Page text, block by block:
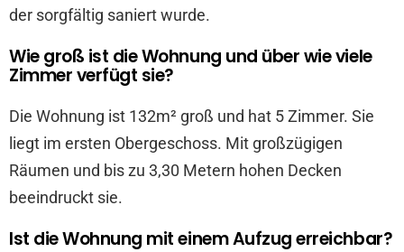
der sorgfältig saniert wurde.
Wie groß ist die Wohnung und über wie viele
Zimmer verfügt sie?
Die Wohnung ist 132m² groß und hat 5 Zimmer. Sie
liegt im ersten Obergeschoss. Mit großzügigen
Räumen und bis zu 3,30 Metern hohen Decken
beeindruckt sie.
Ist die Wohnung mit einem Aufzug erreichbar?